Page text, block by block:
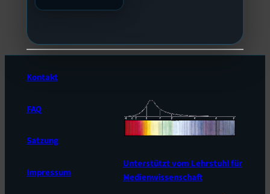
Kontakt
FAQ
Satzung
Impressum
Unterstützt vom Lehrstuhl für
Medienwissenschaft